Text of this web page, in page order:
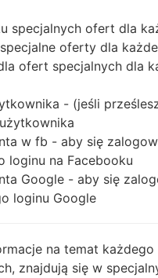
PLIKU
SM-
PLIKU
Globe,
specjalnych ofert dla
oferty dla
ofert specjalnych dla
- (jeśli
w fb - aby się
loginu na Facebooku
Google - aby się
loginu Google
na temat
znajdują się w